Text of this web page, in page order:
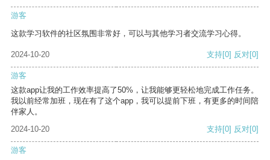
游客
这款学习软件的社区氛围非常好，可以与其他学习者交流学习心得。
2024-10-20 支持[0] 反对[0]
游客
这款app让我的工作效率提高了50%，让我能够更轻松地完成工作任务。
我以前经常加班，现在有了这个app，我可以提前下班，有更多的时间陪
伴家人。
2024-10-20
支持[0] 反对[0]
游客